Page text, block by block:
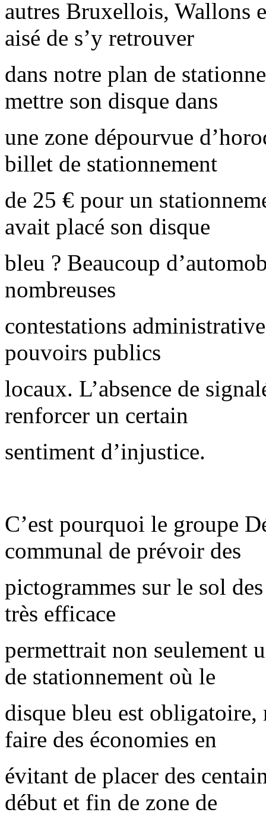
autres Bruxellois, Wallons
aisé de s’y retrouver
dans notre plan de
mettre son disque dans
une zone dépourvue
billet de stationnement
de 25 € pour un
avait placé son disque
bleu ? Beaucoup
nombreuses
contestations
pouvoirs publics
locaux. L’absence de
renforcer un certain
sentiment d’injustice.
C’est pourquoi le groupe
communal de prévoir des
pictogrammes sur le sol
très efficace
permettrait non seulement
de stationnement où le
disque bleu est obligatoire,
faire des économies en
évitant de placer des
début et fin de zone de